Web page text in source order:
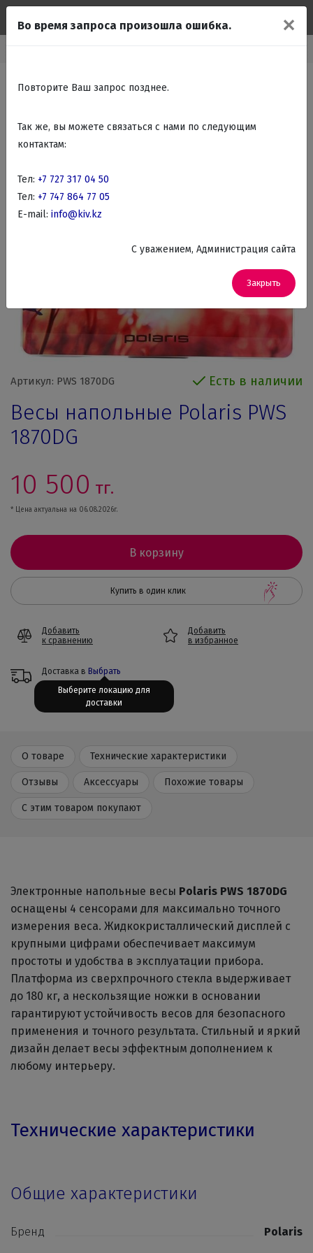
Артикул: PWS 1870DG Есть в наличии
Весы напольные Polaris PWS
1870DG
10 500 тг.
* Цена актуальна на 06.08.2026г.
В корзину
Купить в один клик
Добавить
к сравнению
Добавить
в избранное
Доставка в Выбрать
О товаре Технические характеристики
Отзывы Аксессуары Похожие товары
С этим товаром покупают
Электронные напольные весы Polaris PWS 1870DG
оснащены 4 сенсорами для максимально точного
измерения веса. Жидкокристаллический дисплей с
крупными цифрами обеспечивает максимум
простоты и удобства в эксплуатации прибора.
Платформа из сверхпрочного стекла выдерживает
до 180 кг, а нескользящие ножки в основании
гарантируют устойчивость весов для безопасного
применения и точного результата. Стильный и яркий
дизайн делает весы эффектным дополнением к
любому интерьеру.
Технические характеристики
Общие характеристики
Бренд Polaris
✕
Во время запроса произошла ошибка.
Повторите Ваш запрос позднее.
Так же, вы можете связаться с нами по следующим
контактам:
Тел: +7 727 317 04 50
Тел: +7 747 864 77 05
E-mail: info@kiv.kz
C уважением, Администрация сайта
Закрыть
Выберите локацию для
доставки